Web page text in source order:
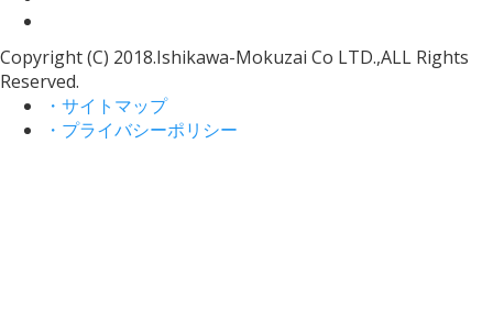
Copyright (C) 2018.Ishikawa-Mokuzai Co LTD.,ALL Rights
Reserved.
・サイトマップ
・プライバシーポリシー